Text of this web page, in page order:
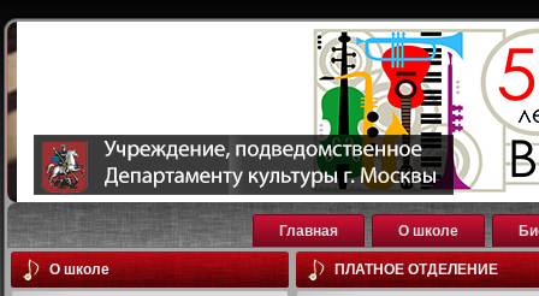
Главная О школе
О школе ПЛАТНОЕ ОТДЕЛЕНИЕ